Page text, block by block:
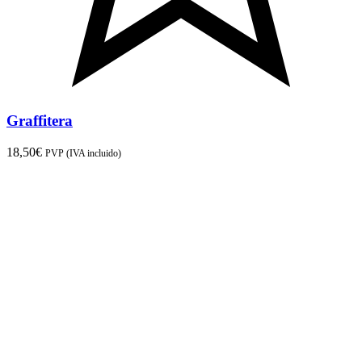
Graffitera
18,50€ PVP (IVA incluido)